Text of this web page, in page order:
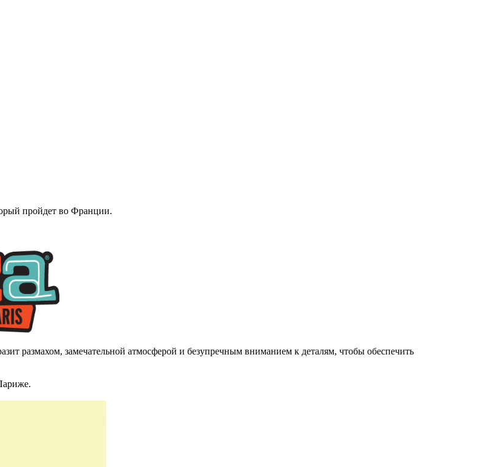
пройдет во Франции.
размахом, замечательной атмосферой и безупречным вниманием к деталям, чтобы обеспечить